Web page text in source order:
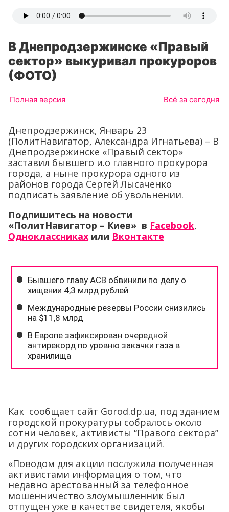
В Днепродзержинске «Правый
сектор» выкуривал прокуроров
(ФОТО)
Полная версия Всё за сегодня
Днепродзержинск, Январь 23
(ПолитНавигатор, Александра Игнатьева) – В
Днепродзержинске «Правый сектор»
заставил бывшего и.о главного прокурора
города, а ныне прокурора одного из
районов города Сергей Лысаченко
подписать заявление об увольнении.
Подпишитесь на новости
«ПолитНавигатор – Киев» в Facebook,
Одноклассниках или Вконтакте
Как сообщает сайт Gorod.dp.ua, под зданием
городской прокуратуры собралось около
сотни человек, активисты “Правого сектора”
и других городских организаций.
«Поводом для акции послужила полученная
активистами информация о том, что
недавно арестованный за телефонное
мошенничество злоумышленник был
отпущен уже в качестве свидетеля, якобы